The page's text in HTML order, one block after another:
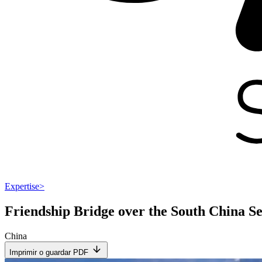
Expertise>
Friendship Bridge over the South China
China
Imprimir o guardar PDF